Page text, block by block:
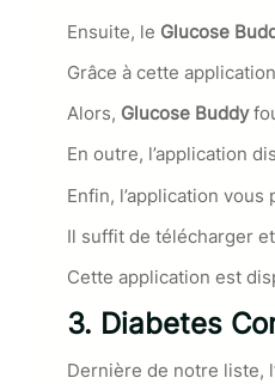
Ensuite, le Glucose
Grâce à cette
Alors, Glucose Buddy
En outre, l’application
Enfin, l’application
Il suffit de télécharger
Cette application est
3. Diabetes
Dernière de notre liste,